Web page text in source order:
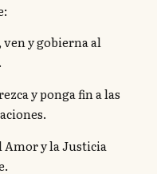
ven y gobierna al
y ponga fin a las
Amor y la Justicia